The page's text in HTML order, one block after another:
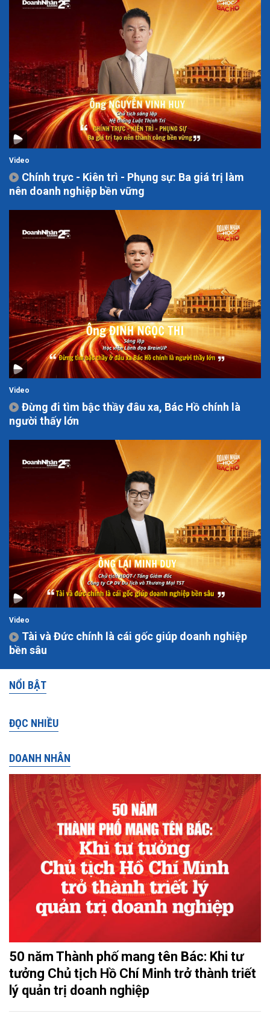
Video
Chính trực - Kiên trì - Phụng sự: Ba giá trị làm
nên doanh nghiệp bền vững
Video
Đừng đi tìm bậc thầy đâu xa, Bác Hồ chính là
người thấy lớn
Video
Tài và Đức chính là cái gốc giúp doanh nghiệp
bền sâu
NỔI BẬT
ĐỌC NHIỀU
DOANH NHÂN
50 năm Thành phố mang tên Bác: Khi tư
tưởng Chủ tịch Hồ Chí Minh trở thành triết
lý quản trị doanh nghiệp